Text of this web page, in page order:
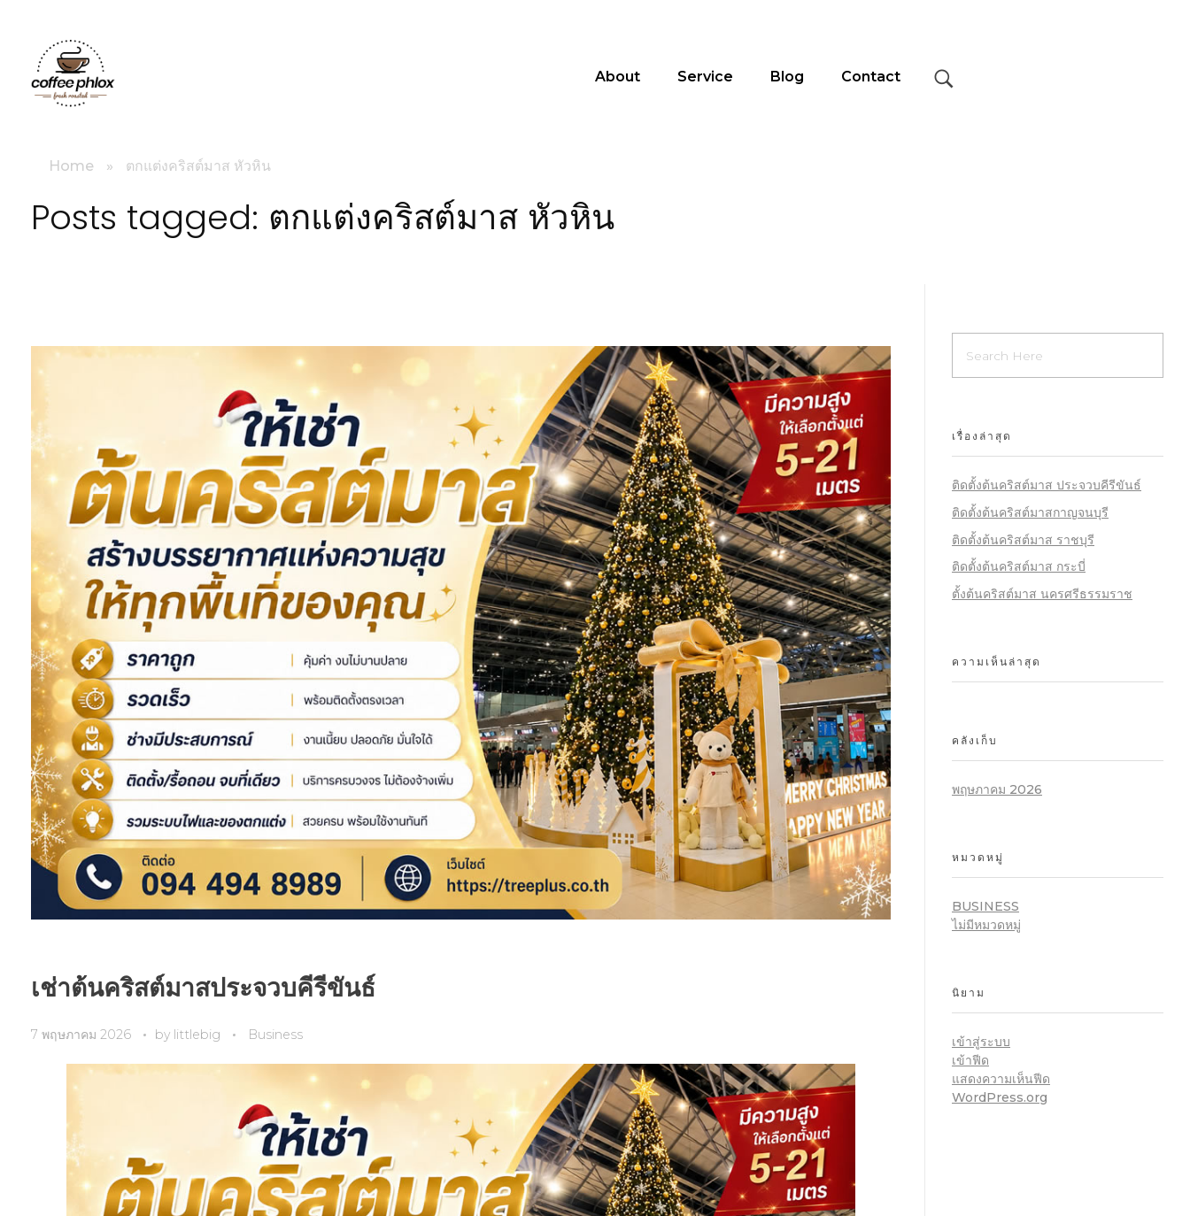
About Service Blog Contact
Home » ตกแต่งคริสต์มาส หัวหิน
Posts tagged: ตกแต่งคริสต์มาส หัวหิน
เช่าต้นคริสต์มาสประจวบคีรีขันธ์
7 พฤษภาคม 2026 by littlebig Business
เรื่องล่าสุด
ติดตั้งต้นคริสต์มาส ประจวบคีรีขันธ์
ติดตั้งต้นคริสต์มาสกาญจนบุรี
ติดตั้งต้นคริสต์มาส ราชบุรี
ติดตั้งต้นคริสต์มาส กระบี่
ตั้งต้นคริสต์มาส นครศรีธรรมราช
ความเห็นล่าสุด
คลังเก็บ
พฤษภาคม 2026
หมวดหมู่
BUSINESS
ไม่มีหมวดหมู่
นิยาม
เข้าสู่ระบบ
เข้าฟีด
แสดงความเห็นฟีด
WordPress.org